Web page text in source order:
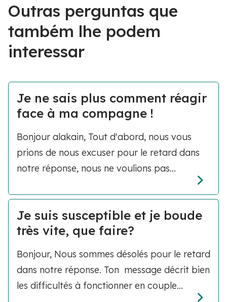
Outras perguntas que
também lhe podem
interessar
Je ne sais plus comment réagir
face à ma compagne !
Bonjour alakain, Tout d'abord, nous vous
prions de nous excuser pour le retard dans
notre réponse, nous ne voulions pas...
Je suis susceptible et je boude
très vite, que faire?
Bonjour, Nous sommes désolés pour le retard
dans notre réponse. Ton message décrit bien
les difficultés à fonctionner en couple...